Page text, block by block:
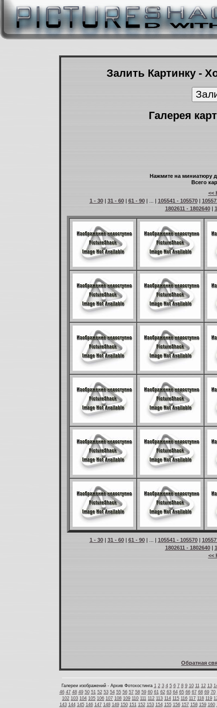
Залить Картинку -
Галерея
Нажмите на миниатюру
Всего
<<
1 - 30| 31 - 60| 61 - 90| ... | 105541 - 105570|
1802611 - 1802640|
1 - 30| 31 - 60| 61 - 90| ... | 105541 - 105570|
1802611 - 1802640|
<<
Обратная
Галереи изображений - Архив Фотохостинга 1 2 3 4 5 6 7 8 9 10 11 12 13
46 47 48 49 50 51 52 53 54 55 56 57 58 59 60 61 62 63 64 65 66 67 68 69 70
102 103 104 105 106 107 108 109 110 111 112 113 114 115 116 117 118 119
143 144 145 146 147 148 149 150 151 152 153 154 155 156 157 158 159 160